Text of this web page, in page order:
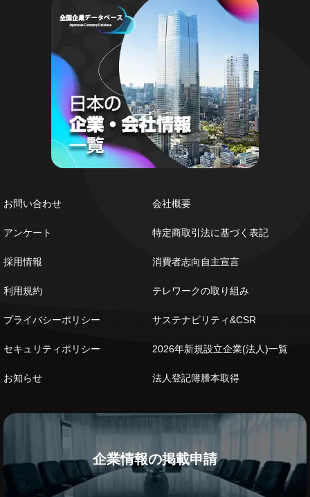
お問い合わせ
アンケート
採用情報
利用規約
プライバシーポリシー
セキュリティポリシー
お知らせ
会社概要
特定商取引法に基づく表記
消費者志向自主宣言
テレワークの取り組み
サステナビリティ&CSR
2026年新規設立企業(法人)一覧
法人登記簿謄本取得
企業情報の掲載申請